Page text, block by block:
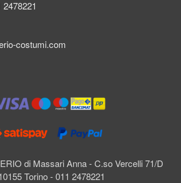
di Massari Anna - C.so Vercelli 71/D
Torino - 011 2478221
2478221
costumi.com